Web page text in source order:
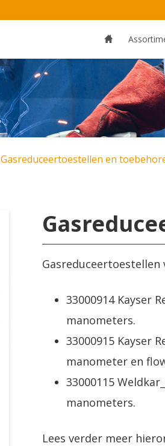
Gasreduceertoestellen en
Gasreduceertoestellen
33000914 Kayser
manometers.
33000915 Kayser
manometer en
33000115
manometers.
Lees verder meer